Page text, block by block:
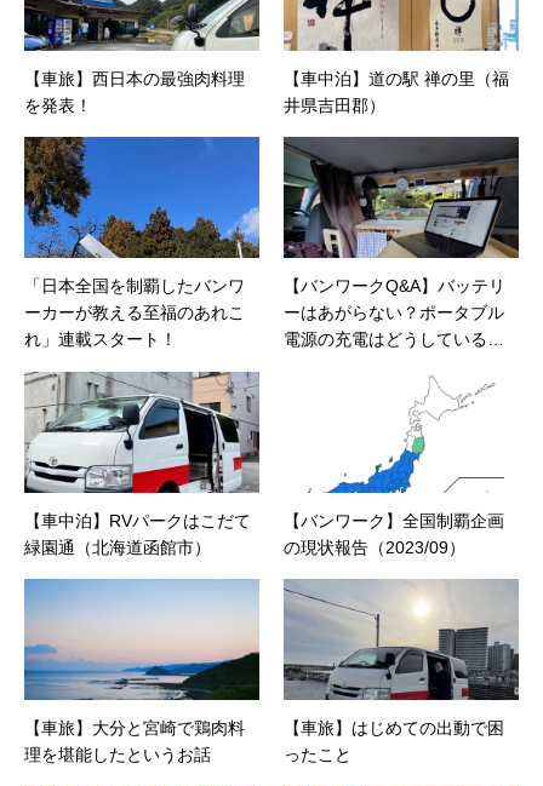
【車旅】西日本の最強肉料理
を発表！
【車中泊】道の駅 禅の里（福
井県吉田郡）
「日本全国を制覇したバンワ
ーカーが教える至福のあれこ
れ」連載スタート！
【バンワークQ&A】バッテリ
ーはあがらない？ポータブル
電源の充電はどうしている
【車中泊】RVパークはこだて
緑園通（北海道函館市）
【バンワーク】全国制覇企画
の現状報告（2023/09）
【車旅】大分と宮崎で鶏肉料
理を堪能したというお話
【車旅】はじめての出動で困
ったこと